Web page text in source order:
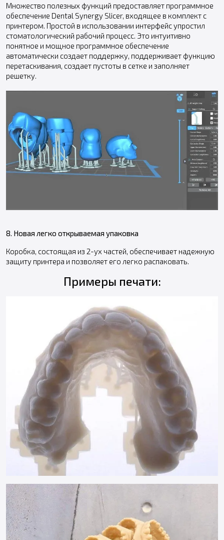
Множество полезных функций предоставляет программное
обеспечение Dental Synergy Slicer, входящее в комплект с
принтером. Простой в использовании интерфейс упростил
стоматологический рабочий процесс. Это интуитивно
понятное и мощное программное обеспечение
автоматически создает поддержку, поддерживает функцию
перетаскивания, создает пустоты в сетке и заполняет
решетку.
8. Новая легко открываемая упаковка
Коробка, состоящая из 2-ух частей, обеспечивает надежную
защиту принтера и позволяет его легко распаковать.
Примеры печати: